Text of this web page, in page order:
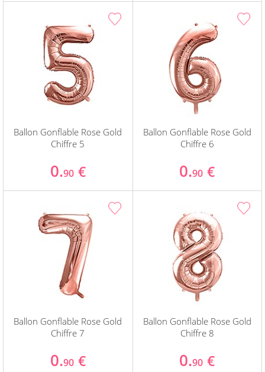
Ballon Gonflable Rose Gold
Chiffre 5
0.90 €
Ballon Gonflable Rose Gold
Chiffre 6
0.90 €
Ballon Gonflable Rose Gold
Chiffre 7
0.90 €
Ballon Gonflable Rose Gold
Chiffre 8
0.90 €